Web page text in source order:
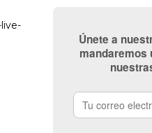
Únete a
mandaremos